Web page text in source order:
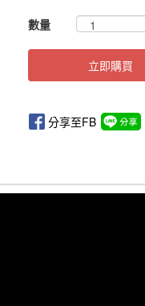
數量
立即購買
分享至FB